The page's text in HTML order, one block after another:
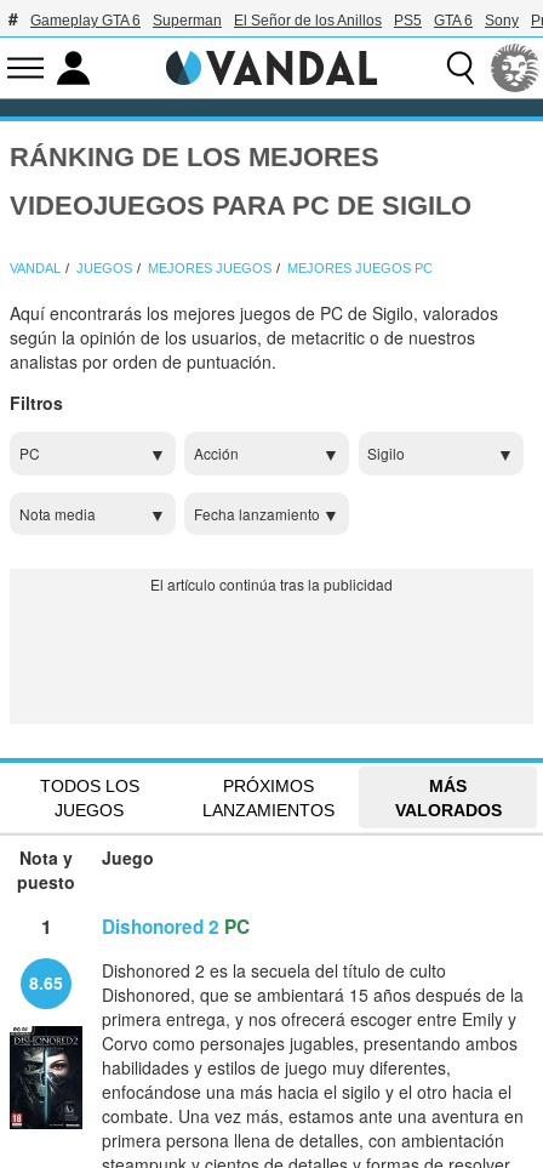
Gameplay GTA 6 Superman El Señor de los Anillos PS5 GTA 6 Sony
RÁNKING DE LOS MEJORES
VIDEOJUEGOS PARA PC DE SIGILO
VANDAL JUEGOS MEJORES JUEGOS MEJORES JUEGOS PC
Aquí encontrarás los mejores juegos de PC de Sigilo, valorados
según la opinión de los usuarios, de metacritic o de nuestros
analistas por orden de puntuación.
Filtros
PC Acción Sigilo
Nota media Fecha lanzamiento
TODOS LOS
JUEGOS
PRÓXIMOS
LANZAMIENTOS
MÁS
VALORADOS
Nota y
puesto
Juego
1 Dishonored 2 PC
8.65
Dishonored 2 es la secuela del título de culto
Dishonored, que se ambientará 15 años después de la
primera entrega, y nos ofrecerá escoger entre Emily y
Corvo como personajes jugables, presentando ambos
habilidades y estilos de juego muy diferentes,
enfocándose una más hacia el sigilo y el otro hacia el
combate. Una vez más, estamos ante una aventura en
primera persona llena de detalles, con ambientación